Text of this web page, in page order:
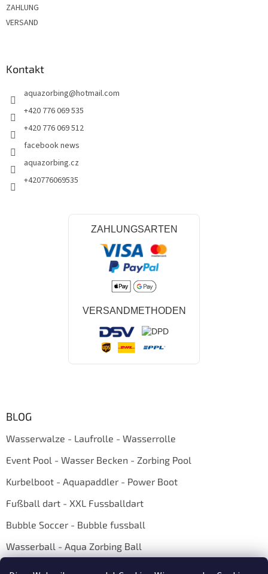
ZAHLUNG
VERSAND
Kontakt
aquazorbing@hotmail.com
+420 776 069 535
+420 776 069 512
facebook news
aquazorbing.cz
+420776069535
ZAHLUNGSARTEN
VERSANDMETHODEN
BLOG
Wasserwalze - Laufrolle - Wasserrolle
Event Pool - Wasser Becken - Zorbing Pool
Kurbelboot - Aquapaddler - Power Boot
Fußball dart - XXL Fussballdart
Bubble Soccer - Bubble fussball
Wasserball - Aqua Zorbing Ball